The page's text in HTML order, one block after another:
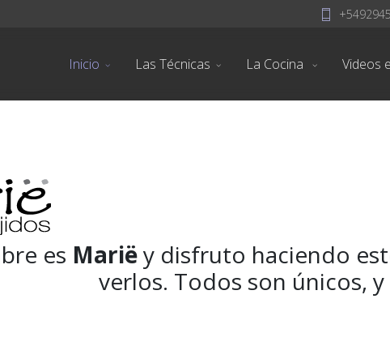
Inicio Las Técnicas La Cocina Videos
es Mariëy disfruto haciendo
verlos. Todos son únicos,